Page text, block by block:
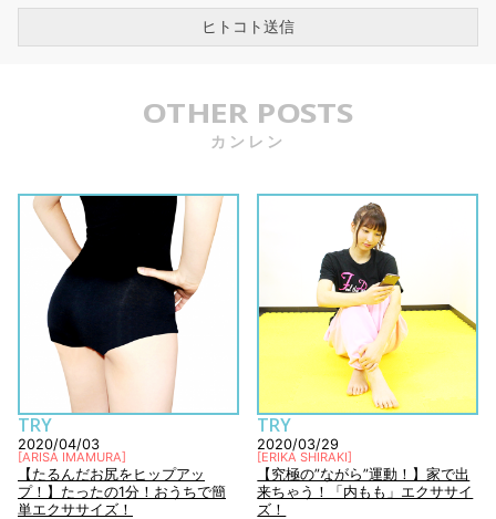
OTHER POSTS
カンレン
TRY
2020/04/03
[ARISA IMAMURA]
【たるんだお尻をヒップアッ
プ！】たったの1分！おうちで簡
単エクササイズ！
TRY
2020/03/29
[ERIKA SHIRAKI]
【究極の”ながら”運動！】家で出
来ちゃう！「内もも」エクササイ
ズ！